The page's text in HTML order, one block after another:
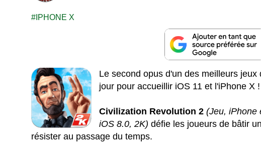
IPHONE X
Le second opus d'un des meilleurs
jour pour accueillir iOS 11 et l'iPhone X !
Civilization Revolution 2 (Jeu, iPhone
iOS 8.0, 2K) défie les joueurs de bâtir
résister au passage du temps.